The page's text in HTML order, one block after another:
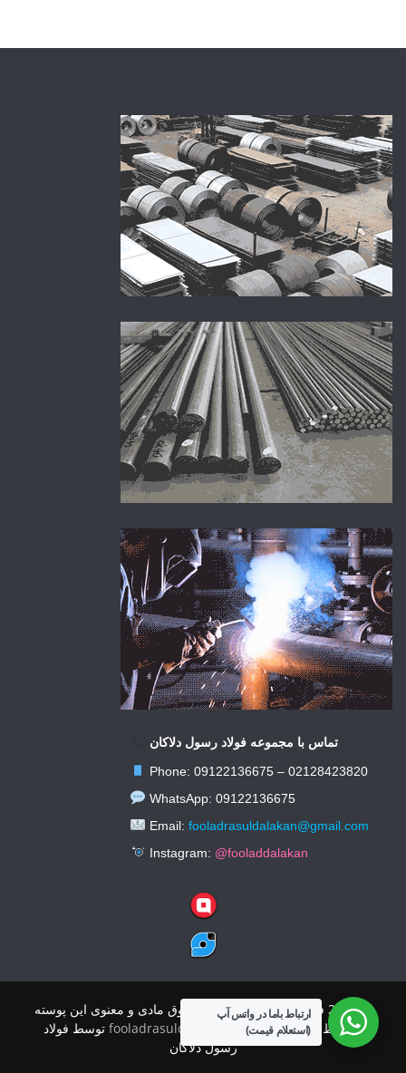
تماس با مجموعه فولاد رسول دلاکان
Phone: 09122136675 – 02128423820
WhatsApp: 09122136675
Email:fooladrasuldalakan@gmail.com
Instagram: @fooladdalakan
© 2026 فولاد رسول دلاکان کلیه حقوق مادی و معنوی این پوسته
محفوظ است. | پوسته: fooladrasuldalakan توسط فولاد
رسول دلاکان
ارتباط باما در واتس آپ
(استعلام قیمت)